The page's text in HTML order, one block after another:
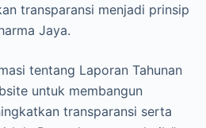
transparansi menjadi prinsip
Jaya.
tentang Laporan Tahunan
untuk membangun
transparansi serta